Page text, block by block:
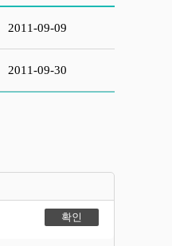
2011-09-09
2011-09-30